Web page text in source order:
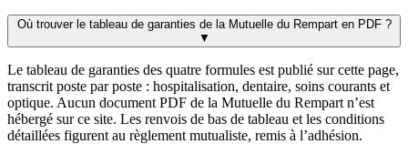
Où trouver le tableau de garanties de la Mutuelle du Rempart en PDF ?
▼
Le tableau de garanties des quatre formules est publié sur cette page,
transcrit poste par poste : hospitalisation, dentaire, soins courants et
optique. Aucun document PDF de la Mutuelle du Rempart n’est
hébergé sur ce site. Les renvois de bas de tableau et les conditions
détaillées figurent au règlement mutualiste, remis à l’adhésion.